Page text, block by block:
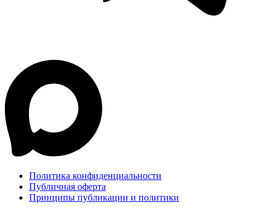
Политика конфиденциальности
Публичная оферта
Принципы публикации и политики